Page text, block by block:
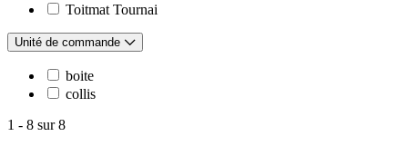
Toitmat Tournai
Unité de commande
boite
collis
1 - 8 sur8